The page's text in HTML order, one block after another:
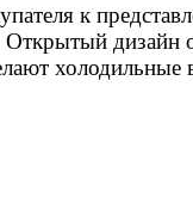
к
дизайн